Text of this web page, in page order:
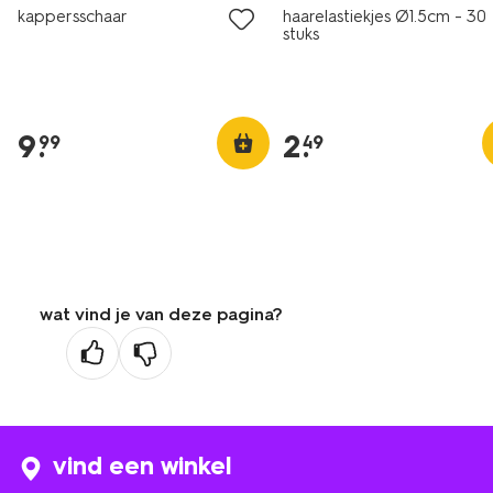
kappersschaar
9.
99
haarelastiekjes Ø1.5cm -
stuks
2.
49
wat vind je van deze pagina?
vind een winkel